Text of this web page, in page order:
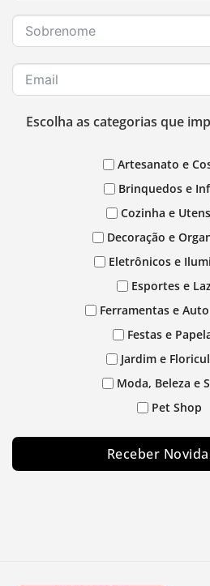
Escolha as categorias que
Artesanato e
Brinquedos e
Cozinha e
Decoração e
Eletrônicos e
Esportes e
Ferramentas e
Festas e
Jardim e
Moda, Beleza e
Pet Shop
Receber